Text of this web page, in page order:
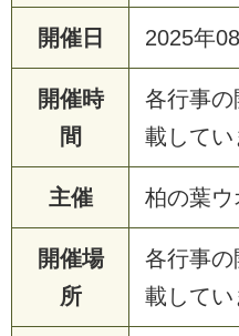
開催日 2025年
開催時
間
各行事
載してい
主催 柏の葉
開催場
所
各行事
載してい